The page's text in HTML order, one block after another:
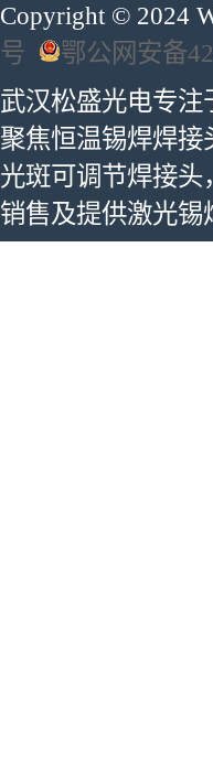
Copyright © 2024
号
鄂公网安备
武汉松盛光电专
聚焦恒温锡焊焊接
光斑可调节焊接
销售及提供激光锡